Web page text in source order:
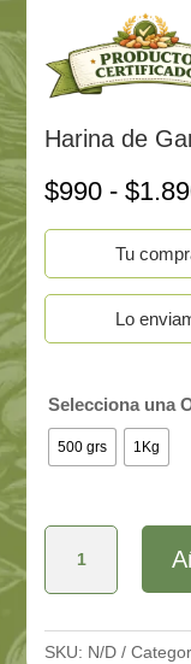
Harina de
$990 - $
Tu
Lo
Selecciona una
500 grs 1Kg
Harina
SKU: N/D